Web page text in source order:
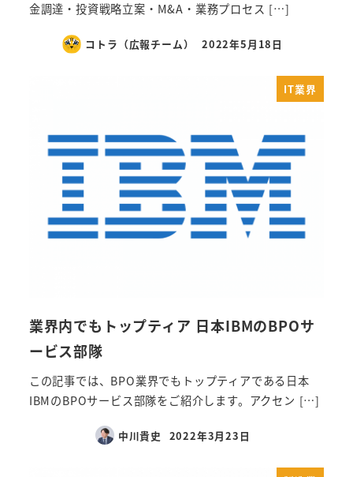
金調達・投資戦略立案・M&A・業務プロセス […]
コトラ（広報チーム） 2022年5月18日
IT業界
業界内でもトップティア 日本IBMのBPOサ
ービス部隊
この記事では、BPO業界でもトップティアである日本
IBMのBPOサービス部隊をご紹介します。アクセン […]
中川貴史 2022年3月23日